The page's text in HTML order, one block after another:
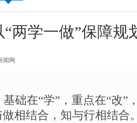
两学一做”保障规
闻网
基础在“学”，重点在“改”
相结合，知与行相结合